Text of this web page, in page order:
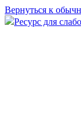
Вернуться к
Ресурс для